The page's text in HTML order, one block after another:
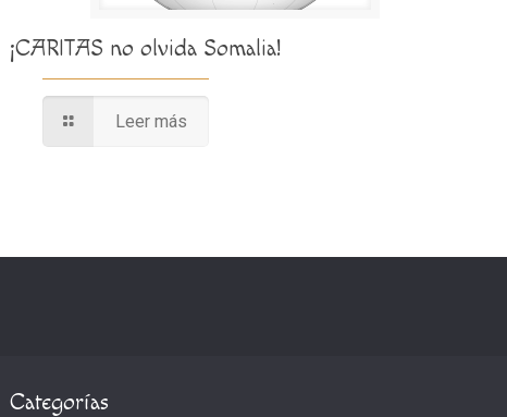
¡CARITAS no olvida Somalia!
Leer más
Categorías